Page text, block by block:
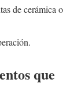
de cerámica o
que